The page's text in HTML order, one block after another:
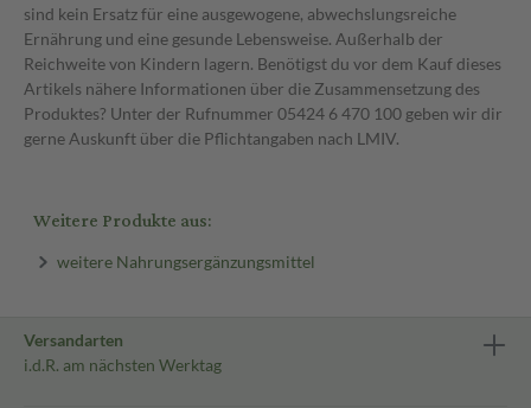
sind kein Ersatz für eine ausgewogene, abwechslungsreiche
Ernährung und eine gesunde Lebensweise. Außerhalb der
Reichweite von Kindern lagern. Benötigst du vor dem Kauf dieses
Artikels nähere Informationen über die Zusammensetzung des
Produktes? Unter der Rufnummer 05424 6 470 100 geben wir dir
gerne Auskunft über die Pflichtangaben nach LMIV.
Weitere Produkte aus:
weitere Nahrungsergänzungsmittel
Versandarten
i.d.R. am nächsten Werktag